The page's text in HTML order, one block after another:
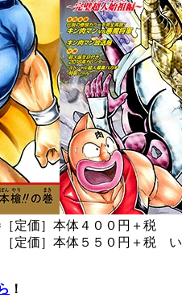
［定価］本体４００円＋税
［定価］本体５５０円＋税 い
！